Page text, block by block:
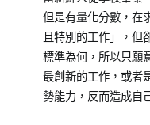
但是有量化分數，在
且特別的工作」，但
標準為何，所以只願
最創新的工作，或者
勢能力，反而造成自